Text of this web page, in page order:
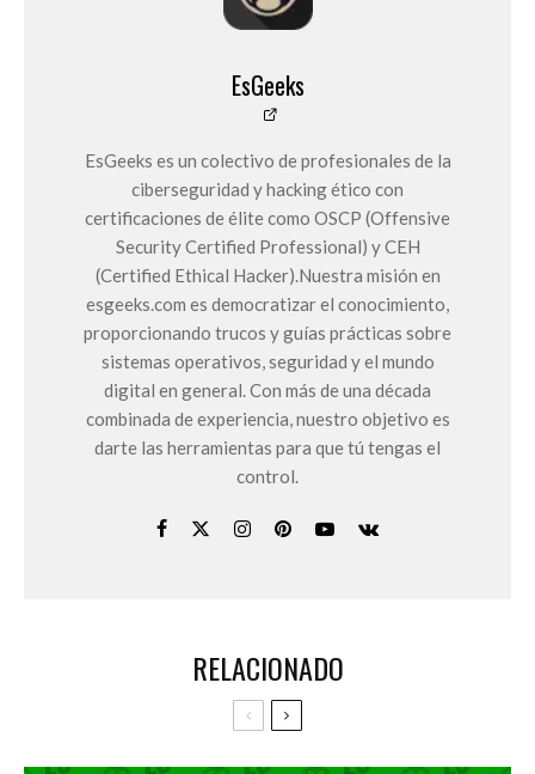
EsGeeks
EsGeeks es un colectivo de profesionales de la
ciberseguridad y hacking ético con
certificaciones de élite como OSCP (Offensive
Security Certified Professional) y CEH
(Certified Ethical Hacker).Nuestra misión en
esgeeks.com es democratizar el conocimiento,
proporcionando trucos y guías prácticas sobre
sistemas operativos, seguridad y el mundo
digital en general. Con más de una década
combinada de experiencia, nuestro objetivo es
darte las herramientas para que tú tengas el
control.
RELACIONADO